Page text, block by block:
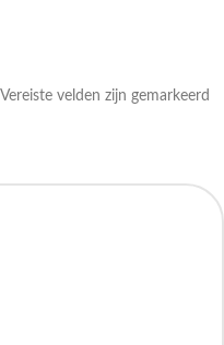
Vereiste velden zijn gemarkeerd